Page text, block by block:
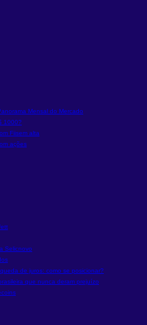
Mensal do Mercado
1000?
Fiisem alta
ações
Selicnovo
de juros: como se posicionar?
que nunca deram prejuízo